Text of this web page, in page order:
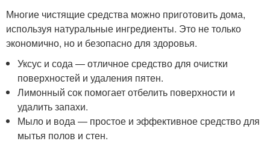
Многие чистящие средства можно приготовить дома,
используя натуральные ингредиенты. Это не только
экономично, но и безопасно для здоровья.
Уксус и сода — отличное средство для очистки
поверхностей и удаления пятен.
Лимонный сок помогает отбелить поверхности и
удалить запахи.
Мыло и вода — простое и эффективное средство для
мытья полов и стен.